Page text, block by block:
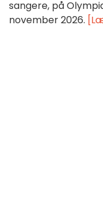
sangere, på
november 2026.